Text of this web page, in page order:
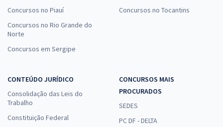
Concursos no Piauí
Concursos no Rio Grande do
Norte
Concursos em Sergipe
Concursos no Tocantins
CONTEÚDO JURÍDICO
Consolidação das Leis do
Trabalho
Constituição Federal
CONCURSOS MAIS
PROCURADOS
SEDES
PC DF - DELTA